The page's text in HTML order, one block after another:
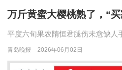
万斤黄蜜大樱桃熟了，“
平度六旬果农隋恒君腿伤未愈缺人
青岛晚报 2026年06月02日